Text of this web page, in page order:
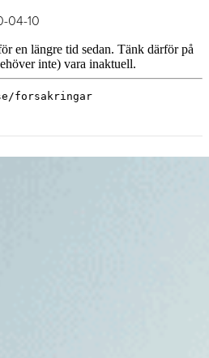
04-10
en längre tid sedan. Tänk därför på
inte) vara inaktuell.
forsakringar